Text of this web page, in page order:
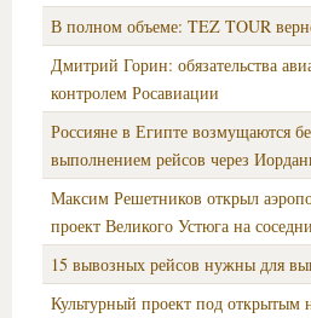
В полном объеме: TEZ TOUR
Дмитрий Горин: обязательства
контролем Росавиации
Россияне в Египте возмущаются
выполнением рейсов через
Максим Решетников открыл
проект Великого Устюга на
15 вывозных рейсов нужны для
Культурный проект под открытым